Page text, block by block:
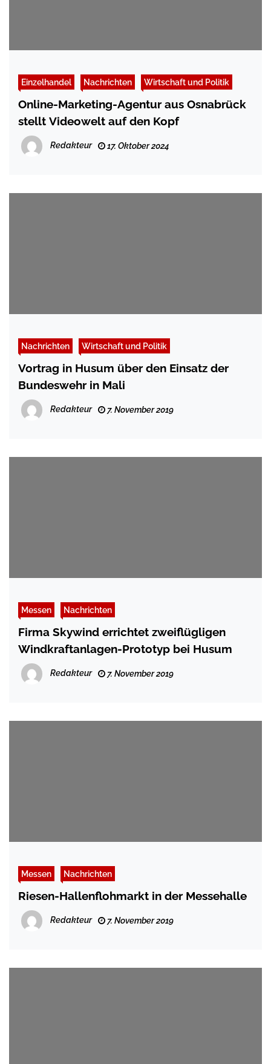
Einzelhandel Nachrichten Wirtschaft und Politik
Online-Marketing-Agentur aus Osnabrück
stellt Videowelt auf den Kopf
Redakteur 17. Oktober 2024
Nachrichten Wirtschaft und Politik
Vortrag in Husum über den Einsatz der
Bundeswehr in Mali
Redakteur 7. November 2019
Messen Nachrichten
Firma Skywind errichtet zweiflügligen
Windkraftanlagen-Prototyp bei Husum
Redakteur 7. November 2019
Messen Nachrichten
Riesen-Hallenflohmarkt in der Messehalle
Redakteur 7. November 2019